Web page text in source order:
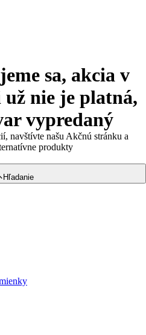
sa, akcia v
nie je platná,
vypredaný
navštívte našu Akčnú stránku a
produkty
Hľadanie